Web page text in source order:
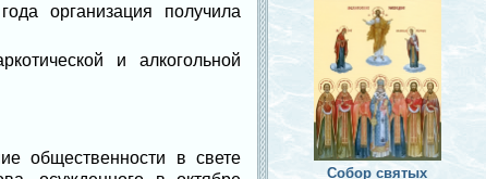
организация получила
и алкогольной
общественности в свете
Собор святых